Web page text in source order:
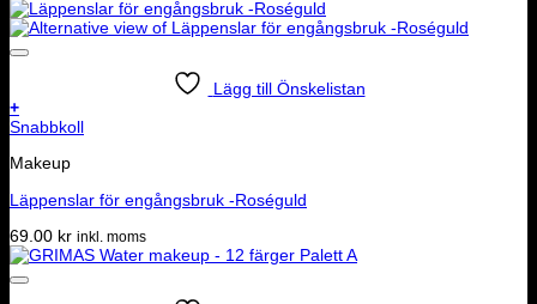
Lägg till Önskelistan
+
Snabbkoll
Makeup
Läppenslar för engångsbruk -Roséguld
69.00 kr inkl. moms